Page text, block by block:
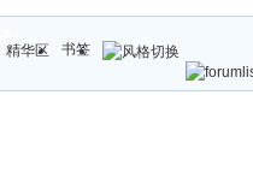
精华区
书签